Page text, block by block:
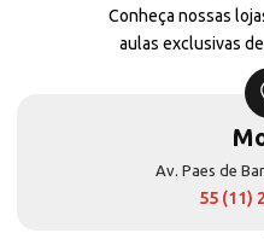
Conheça nossas
aulas exclusivas
Av. Paes de
55 (11)